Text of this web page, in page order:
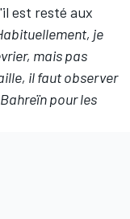
est resté aux
je
mais pas
il faut observer
pour les